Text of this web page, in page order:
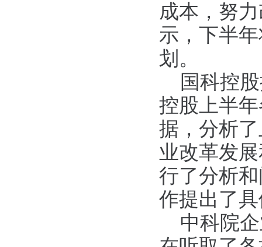
成本，努
示，下半
划。
国科控股
控股上半
据，分析
业改革发
行了分析
作提出了
中科院企